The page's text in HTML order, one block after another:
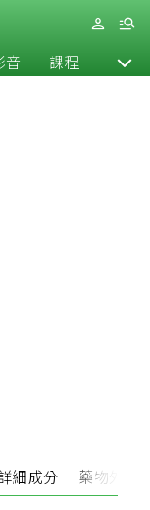
音 課程 退休
細成分 藥物外觀